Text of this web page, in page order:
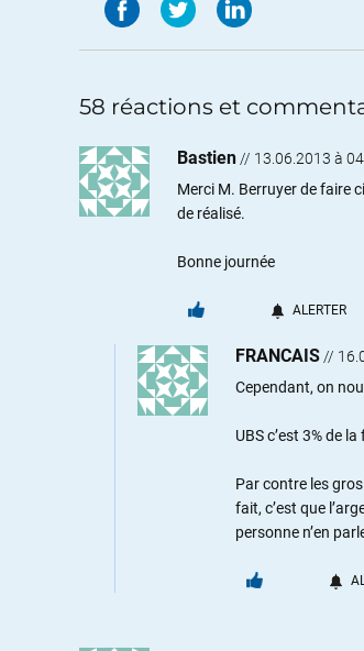
58 réactions et
Bastien // 13.06.2013 à
Merci M. Berruyer de faire
de réalisé.
Bonne journée
ALERTER
FRANCAIS //
Cependant, on
UBS c’est 3% de
Par contre les
fait, c’est que
personne n’en